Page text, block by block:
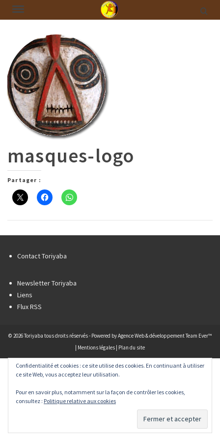
masques-logo
Partager :
Contact Toriyaba
Newsletter Toriyaba
Liens
Flux RSS
© 2026 Toriyaba tous droits réservés - Powered byAgence Web & développement Team Ever™
Mentions légales Plan du site
Confidentialité et cookies : ce site utilise des cookies. En continuant à utiliser
ce site Web, vous acceptez leur utilisation.
Pour en savoir plus, notamment sur la façon de contrôler les cookies,
consultez : Politique relative aux cookies